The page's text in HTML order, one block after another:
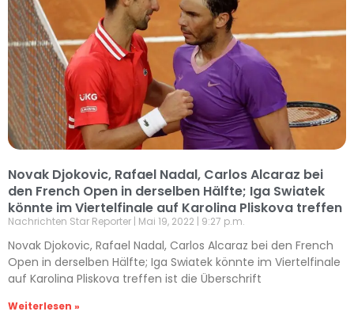
Novak Djokovic, Rafael Nadal, Carlos Alcaraz bei
den French Open in derselben Hälfte; Iga Swiatek
könnte im Viertelfinale auf Karolina Pliskova treffen
Nachrichten Star Reporter Mai 19, 2022 9:27 p.m.
Novak Djokovic, Rafael Nadal, Carlos Alcaraz bei den French
Open in derselben Hälfte; Iga Swiatek könnte im Viertelfinale
auf Karolina Pliskova treffen ist die Überschrift
Weiterlesen »